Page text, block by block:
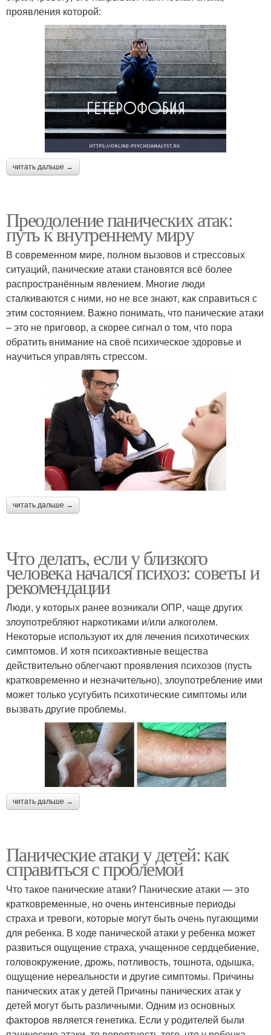
проявления которой:
читать дальше →
Преодоление панических атак:
путь к внутреннему миру
В современном мире, полном вызовов и стрессовых
ситуаций, панические атаки становятся всё более
распространённым явлением. Многие люди
сталкиваются с ними, но не все знают, как справиться с
этим состоянием. Важно понимать, что панические атаки
– это не приговор, а скорее сигнал о том, что пора
обратить внимание на своё психическое здоровье и
научиться управлять стрессом.
читать дальше →
Что делать, если у близкого
человека начался психоз: советы и
рекомендации
Люди, у которых ранее возникали ОПР, чаще других
злоупотребляют наркотиками и/или алкоголем.
Некоторые используют их для лечения психотических
симптомов. И хотя психоактивные вещества
действительно облегчают проявления психозов (пусть
кратковременно и незначительно), злоупотребление ими
может только усугубить психотические симптомы или
вызвать другие проблемы.
читать дальше →
Панические атаки у детей: как
справиться с проблемой
Что такое панические атаки? Панические атаки — это
кратковременные, но очень интенсивные периоды
страха и тревоги, которые могут быть очень пугающими
для ребенка. В ходе панической атаки у ребенка может
развиться ощущение страха, учащенное сердцебиение,
головокружение, дрожь, потливость, тошнота, одышка,
ощущение нереальности и другие симптомы. Причины
панических атак у детей Причины панических атак у
детей могут быть различными. Одним из основных
факторов является генетика. Если у родителей были